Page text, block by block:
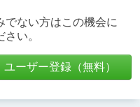
でない方はこの機会に
い。
ユーザー登録（無料）